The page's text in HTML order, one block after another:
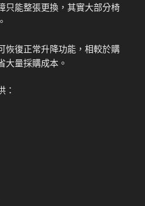
只能整張更換，其實大部分椅
恢復正常升降功能，相較於購
大量採購成本。
：